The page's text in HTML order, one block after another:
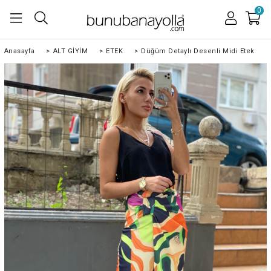
0
Anasayfa > ALT GİYİM > ETEK > Düğüm Detaylı Desenli Midi Etek